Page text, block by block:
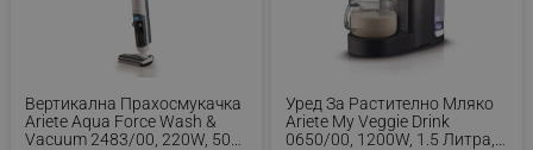
Вертикална Прахосмукачка
Ariete Aqua Force Wash &
Vacuum 2483/00, 220W, 500
Уред За Растително Мляко
Ariete My Veggie Drink
0650/00, 1200W, 1.5 Литра,